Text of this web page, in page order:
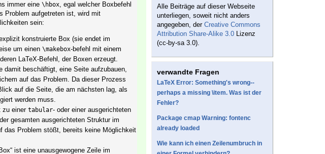
immer eine \hbox, egal welcher Boxbefehl
Problem aufgetreten ist, wird mit
sein:
konstruierte Box (sie endet im
um einen \makebox-befehl mit einem
LaTeX-Befehl, der Boxen erzeugt.
damit beschäftigt, eine Seite aufzubauen,
auf das Problem. Da dieser Prozess
auf die Seite, die am nächsten lag, als
werden muss.
zu einer tabular- oder einer ausgerichteten
gesamten ausgerichteten Struktur im
das Problem stößt, bereits keine Möglichkeit
ist eine unausgewogene Zeile im
Alle Beiträge auf dieser Webseite
unterliegen, soweit nicht anders
angegeben, der Creative Commons
Attribution Share-Alike 3.0 Lizenz
(cc-by-sa 3.0).
verwandte Fragen
LaTeX Error: Something's wrong--
perhaps a missing \item. Was ist der
Fehler?
Package cmap Warning: fontenc
already loaded
Wie kann ich einen Zeilenumbruch in